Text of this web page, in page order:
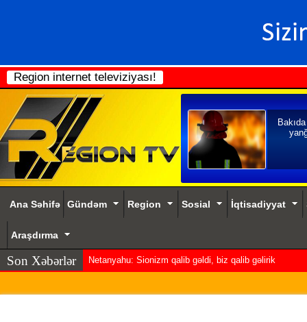
Region internet televiziyası!
Ana Səhifə Gündəm Region Sosial İqtisadiyyat
Araşdırma
Son Xəbərlər Netanyahu: Sionizm qalib gəldi, biz qalib gəlirik